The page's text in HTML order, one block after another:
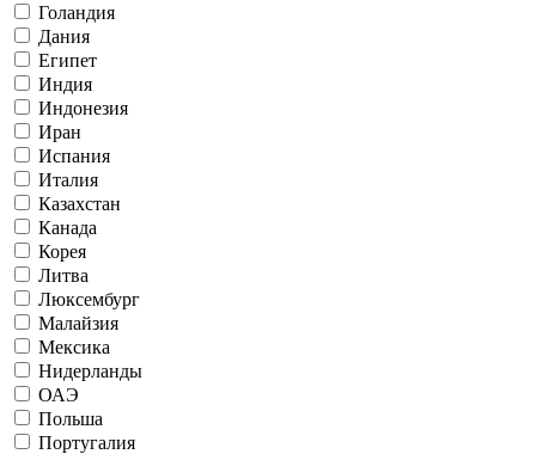
Голандия
Дания
Египет
Индия
Индонезия
Иран
Испания
Италия
Казахстан
Канада
Корея
Литва
Люксембург
Малайзия
Мексика
Нидерланды
ОАЭ
Польша
Португалия